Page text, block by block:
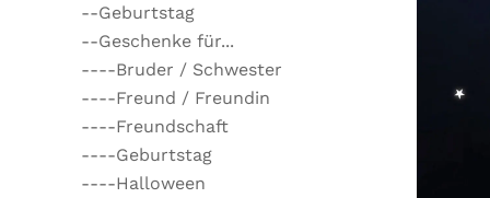
--Geburtstag
--Geschenke für...
----Bruder / Schwester
----Freund / Freundin
----Freundschaft
----Geburtstag
----Halloween